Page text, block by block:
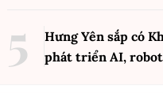
Hưng Yên sắp có
phát triển AI, robot